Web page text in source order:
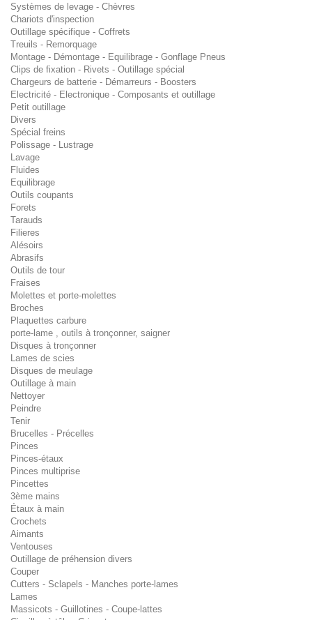
Systèmes de levage - Chèvres
Chariots d'inspection
Outillage spécifique - Coffrets
Treuils - Remorquage
Montage - Démontage - Equilibrage - Gonflage Pneus
Clips de fixation - Rivets - Outillage spécial
Chargeurs de batterie - Démarreurs - Boosters
Electricité - Electronique - Composants et outillage
Petit outillage
Divers
Spécial freins
Polissage - Lustrage
Lavage
Fluides
Equilibrage
Outils coupants
Forets
Tarauds
Filieres
Alésoirs
Abrasifs
Outils de tour
Fraises
Molettes et porte-molettes
Broches
Plaquettes carbure
porte-lame , outils à tronçonner, saigner
Disques à tronçonner
Lames de scies
Disques de meulage
Outillage à main
Nettoyer
Peindre
Tenir
Brucelles - Précelles
Pinces
Pinces-étaux
Pinces multiprise
Pincettes
3ème mains
Étaux à main
Crochets
Aimants
Ventouses
Outillage de préhension divers
Couper
Cutters - Sclapels - Manches porte-lames
Lames
Massicots - Guillotines - Coupe-lattes